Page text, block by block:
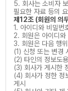
5. 회사는 소비자
필요한 자료 등의
제12조 (회원의 의
1. 아이디와 비밀번
2. 회원은 아이디
3. 회원은 다음 행
(1) 신청 또는 변경
(2) 타인의 정보도용
(3) 회사가 게시한
(4) 회사가 정한 정
게시